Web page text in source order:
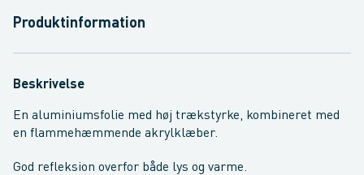
Produktinformation
Beskrivelse
En aluminiumsfolie med høj trækstyrke, kombineret med
en flammehæmmende akrylklæber.
God refleksion overfor både lys og varme.